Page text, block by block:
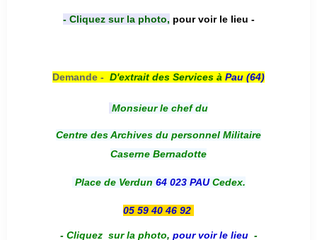
- Cliquez sur la photo, pour voir le lieu -
Demande - D'extrait des Services à Pau (64)
Monsieur le chef du
Centre des Archives du personnel Militaire
Caserne Bernadotte
Place de Verdun 64 023 PAUCedex.
05 59 40 46 92
- Cliquez sur la photo, pour voir le lieu -